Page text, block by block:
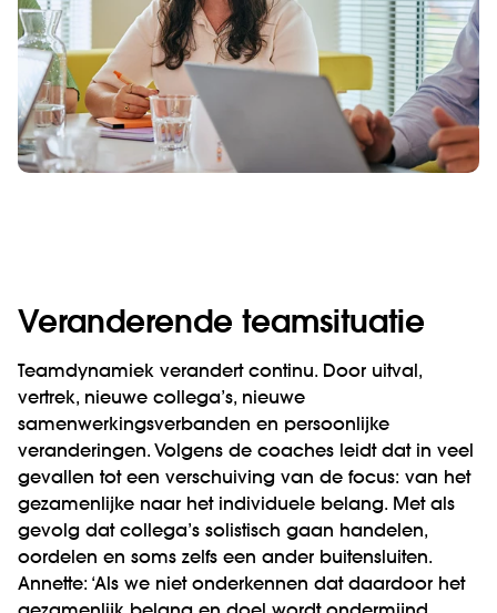
Veranderende teamsituatie
Teamdynamiek verandert continu. Door uitval,
vertrek, nieuwe collega’s, nieuwe
samenwerkingsverbanden en persoonlijke
veranderingen. Volgens de coaches leidt dat in veel
gevallen tot een verschuiving van de focus: van het
gezamenlijke naar het individuele belang. Met als
gevolg dat collega’s solistisch gaan handelen,
oordelen en soms zelfs een ander buitensluiten.
Annette: ‘Als we niet onderkennen dat daardoor het